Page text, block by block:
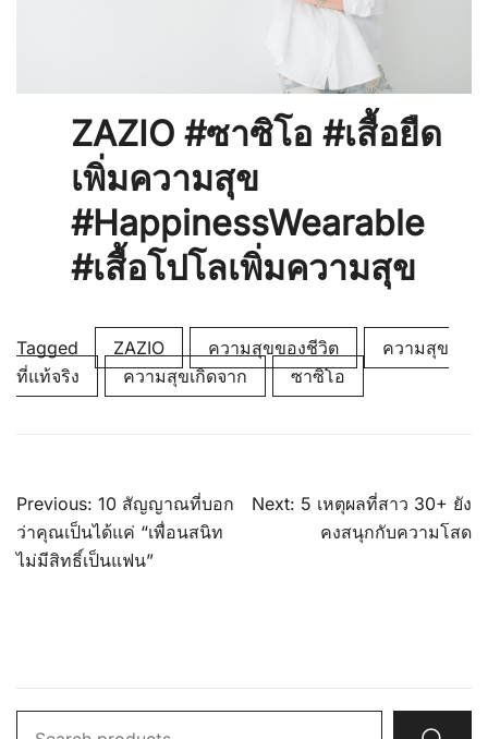
ZAZIO #ซาซิโอ #เสื้อยืด
เพิ่มความสุข
#HappinessWearable
#เสื้อโปโลเพิ่มความสุข
Tagged ZAZIO ความสุขของชีวิต
ความสุข
ที่แท้จริง
ความสุขเกิดจาก ซาซิโอ
Post
navigation
Previous: 10 สัญญาณที่บอก
ว่าคุณเป็นได้แค่ “เพื่อนสนิท
ไม่มีสิทธิ์เป็นแฟน”
Next: 5 เหตุผลที่สาว 30+ ยัง
คงสนุกกับความโสด